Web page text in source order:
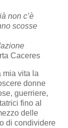
non c’è
scosse
Caceres
mia vita la
donne
guerriere,
fino al
delle
di condividere